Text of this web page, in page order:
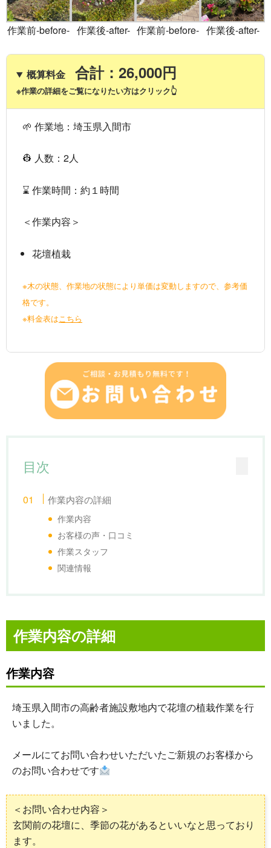
作業前-before- 作業後-after- 作業前-before- 作業後-after-
概算料金 合計：26,000円
※作業の詳細をご覧になりたい方はクリック👆
🌱 作業地：埼玉県入間市
👷 人数：2人
⌛ 作業時間：約１時間
＜作業内容＞
花壇植栽
※木の状態、作業地の状態により単価は変動しますので、参考価
格です。
※料金表はこちら
目次
作業内容の詳細
作業内容
お客様の声・口コミ
作業スタッフ
関連情報
作業内容の詳細
作業内容
埼玉県入間市の高齢者施設敷地内で花壇の植栽作業を行
いました。
メールにてお問い合わせいただいたご新規のお客様から
のお問い合わせです
＜お問い合わせ内容＞
玄関前の花壇に、季節の花があるといいなと思っており
ます。